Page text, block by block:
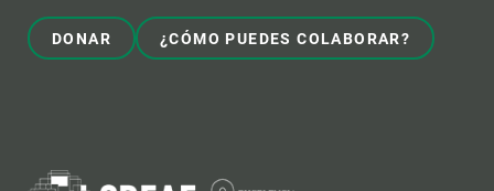
DONAR ¿CÓMO PUEDES COLABORAR?